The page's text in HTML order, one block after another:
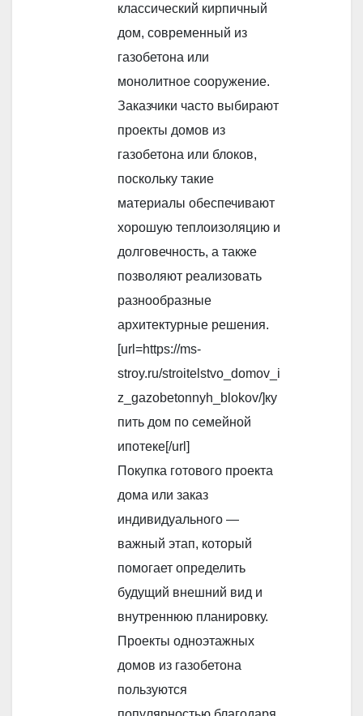
классический кирпичный
дом, современный из
газобетона или
монолитное сооружение.
Заказчики часто выбирают
проекты домов из
газобетона или блоков,
поскольку такие
материалы обеспечивают
хорошую теплоизоляцию и
долговечность, а также
позволяют реализовать
разнообразные
архитектурные решения.
[url=https://ms-
stroy.ru/stroitelstvo_domov_i
z_gazobetonnyh_blokov/]ку
пить дом по семейной
ипотеке[/url]
Покупка готового проекта
дома или заказ
индивидуального —
важный этап, который
помогает определить
будущий внешний вид и
внутреннюю планировку.
Проекты одноэтажных
домов из газобетона
пользуются